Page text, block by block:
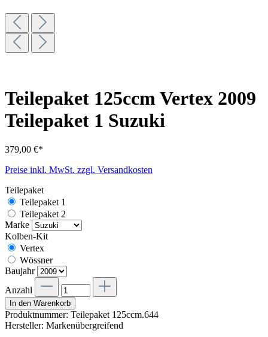
Teilepaket 125ccm Vertex 2009
Teilepaket 1 Suzuki
379,00 €*
Preise inkl. MwSt. zzgl. Versandkosten
Teilepaket
Teilepaket 1
Teilepaket 2
Marke
Kolben-Kit
Vertex
Wössner
Baujahr
Anzahl
In den Warenkorb
Produktnummer: Teilepaket 125ccm.644
Hersteller: Markenübergreifend